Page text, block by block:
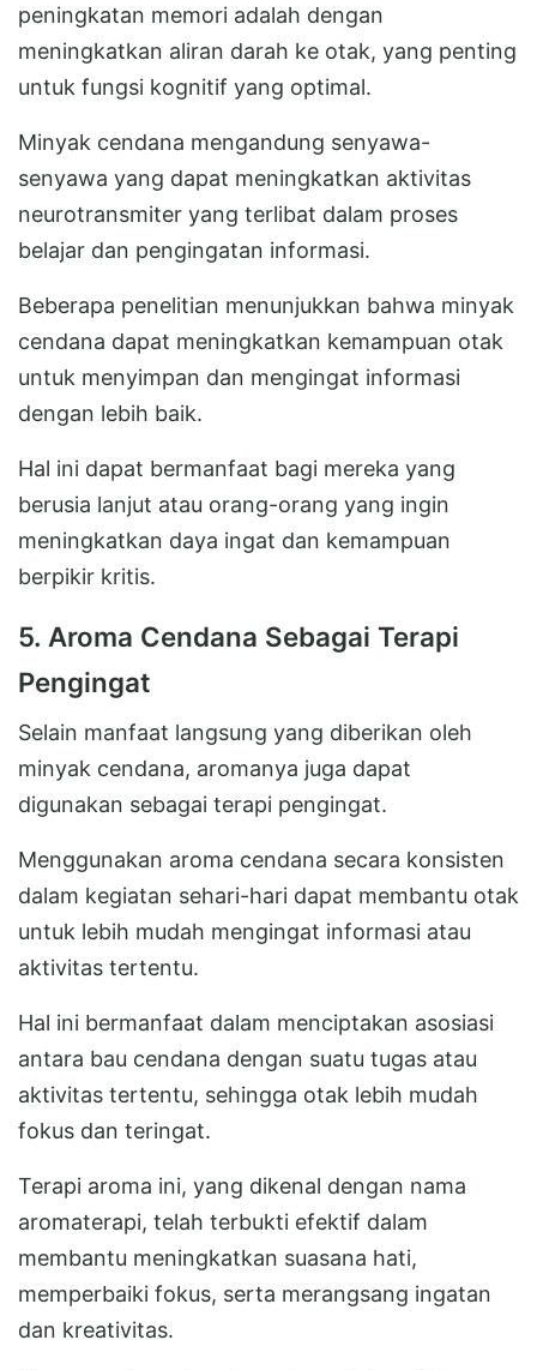
peningkatan memori adalah dengan
meningkatkan aliran darah ke otak, yang penting
untuk fungsi kognitif yang optimal.
Minyak cendana mengandung senyawa-
senyawa yang dapat meningkatkan aktivitas
neurotransmiter yang terlibat dalam proses
belajar dan pengingatan informasi.
Beberapa penelitian menunjukkan bahwa minyak
cendana dapat meningkatkan kemampuan otak
untuk menyimpan dan mengingat informasi
dengan lebih baik.
Hal ini dapat bermanfaat bagi mereka yang
berusia lanjut atau orang-orang yang ingin
meningkatkan daya ingat dan kemampuan
berpikir kritis.
5. Aroma Cendana Sebagai Terapi
Pengingat
Selain manfaat langsung yang diberikan oleh
minyak cendana, aromanya juga dapat
digunakan sebagai terapi pengingat.
Menggunakan aroma cendana secara konsisten
dalam kegiatan sehari-hari dapat membantu otak
untuk lebih mudah mengingat informasi atau
aktivitas tertentu.
Hal ini bermanfaat dalam menciptakan asosiasi
antara bau cendana dengan suatu tugas atau
aktivitas tertentu, sehingga otak lebih mudah
fokus dan teringat.
Terapi aroma ini, yang dikenal dengan nama
aromaterapi, telah terbukti efektif dalam
membantu meningkatkan suasana hati,
memperbaiki fokus, serta merangsang ingatan
dan kreativitas.